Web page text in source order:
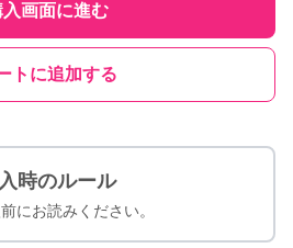
入画面に進む
トに追加する
時のルール
にお読みください。